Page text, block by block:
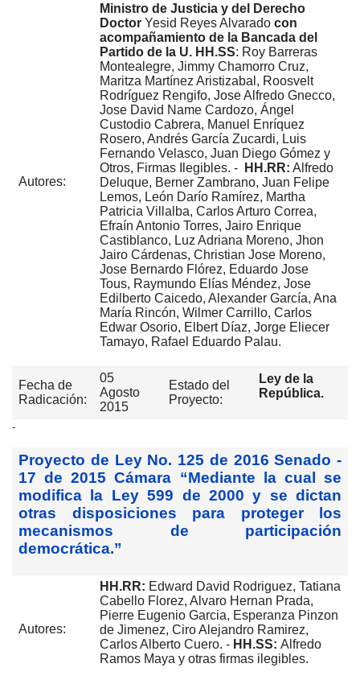
Autores:
Ministro de Justicia y del Derecho
Doctor Yesid Reyes Alvarado con
acompañamiento de la Bancada del
Partido de la U. HH.SS: Roy Barreras
Montealegre, Jimmy Chamorro Cruz,
Maritza Martínez Aristizabal, Roosvelt
Rodríguez Rengifo, Jose Alfredo Gnecco,
Jose David Name Cardozo, Ángel
Custodio Cabrera, Manuel Enríquez
Rosero, Andrés García Zucardi, Luis
Fernando Velasco, Juan Diego Gómez y
Otros, Firmas Ilegibles. -
HH.RR: Alfredo
Deluque, Berner Zambrano, Juan Felipe
Lemos, León Darío Ramírez, Martha
Patricia Villalba, Carlos Arturo Correa,
Efraín Antonio Torres, Jairo Enrique
Castiblanco, Luz Adriana Moreno, Jhon
Jairo Cárdenas, Christian Jose Moreno,
Jose Bernardo Flórez, Eduardo Jose
Tous, Raymundo Elías Méndez, Jose
Edilberto Caicedo, Alexander García, Ana
María Rincón, Wilmer Carrillo, Carlos
Edwar Osorio, Elbert Díaz, Jorge Eliecer
Tamayo, Rafael Eduardo Palau.
Fecha de
Radicación:
05
Agosto
2015
Estado del
Proyecto:
Ley de la
República.
-
Proyecto de Ley No. 125 de 2016 Senado -
17 de 2015 Cámara “Mediante la cual se
modifica la Ley 599 de 2000 y se dictan
otras disposiciones para proteger los
mecanismos de participación
democrática.”
Autores:
HH.RR: Edward David Rodriguez, Tatiana
Cabello Florez, Alvaro Hernan Prada,
Pierre Eugenio Garcia, Esperanza Pinzon
de Jimenez, Ciro Alejandro Ramirez,
Carlos Alberto Cuero. - HH.SS: Alfredo
Ramos Maya y otras firmas ilegibles.